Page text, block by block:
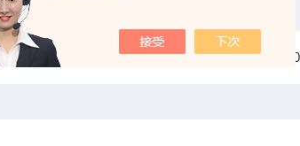
产品中心 艾德克斯ITECH电子负载